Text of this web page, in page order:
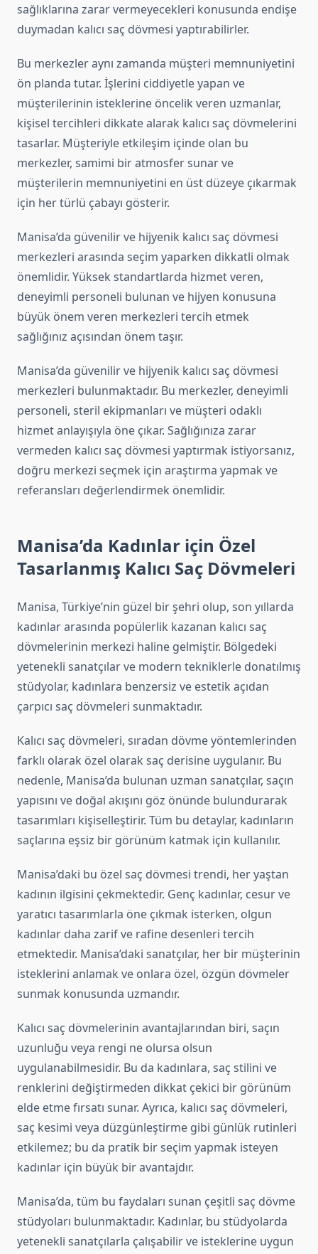
sağlıklarına zarar vermeyecekleri konusunda endişe
duymadan kalıcı saç dövmesi yaptırabilirler.
Bu merkezler aynı zamanda müşteri memnuniyetini
ön planda tutar. İşlerini ciddiyetle yapan ve
müşterilerinin isteklerine öncelik veren uzmanlar,
kişisel tercihleri dikkate alarak kalıcı saç dövmelerini
tasarlar. Müşteriyle etkileşim içinde olan bu
merkezler, samimi bir atmosfer sunar ve
müşterilerin memnuniyetini en üst düzeye çıkarmak
için her türlü çabayı gösterir.
Manisa’da güvenilir ve hijyenik kalıcı saç dövmesi
merkezleri arasında seçim yaparken dikkatli olmak
önemlidir. Yüksek standartlarda hizmet veren,
deneyimli personeli bulunan ve hijyen konusuna
büyük önem veren merkezleri tercih etmek
sağlığınız açısından önem taşır.
Manisa’da güvenilir ve hijyenik kalıcı saç dövmesi
merkezleri bulunmaktadır. Bu merkezler, deneyimli
personeli, steril ekipmanları ve müşteri odaklı
hizmet anlayışıyla öne çıkar. Sağlığınıza zarar
vermeden kalıcı saç dövmesi yaptırmak istiyorsanız,
doğru merkezi seçmek için araştırma yapmak ve
referansları değerlendirmek önemlidir.
Manisa’da Kadınlar için Özel
Tasarlanmış Kalıcı Saç Dövmeleri
Manisa, Türkiye’nin güzel bir şehri olup, son yıllarda
kadınlar arasında popülerlik kazanan kalıcı saç
dövmelerinin merkezi haline gelmiştir. Bölgedeki
yetenekli sanatçılar ve modern tekniklerle donatılmış
stüdyolar, kadınlara benzersiz ve estetik açıdan
çarpıcı saç dövmeleri sunmaktadır.
Kalıcı saç dövmeleri, sıradan dövme yöntemlerinden
farklı olarak özel olarak saç derisine uygulanır. Bu
nedenle, Manisa’da bulunan uzman sanatçılar, saçın
yapısını ve doğal akışını göz önünde bulundurarak
tasarımları kişiselleştirir. Tüm bu detaylar, kadınların
saçlarına eşsiz bir görünüm katmak için kullanılır.
Manisa’daki bu özel saç dövmesi trendi, her yaştan
kadının ilgisini çekmektedir. Genç kadınlar, cesur ve
yaratıcı tasarımlarla öne çıkmak isterken, olgun
kadınlar daha zarif ve rafine desenleri tercih
etmektedir. Manisa’daki sanatçılar, her bir müşterinin
isteklerini anlamak ve onlara özel, özgün dövmeler
sunmak konusunda uzmandır.
Kalıcı saç dövmelerinin avantajlarından biri, saçın
uzunluğu veya rengi ne olursa olsun
uygulanabilmesidir. Bu da kadınlara, saç stilini ve
renklerini değiştirmeden dikkat çekici bir görünüm
elde etme fırsatı sunar. Ayrıca, kalıcı saç dövmeleri,
saç kesimi veya düzgünleştirme gibi günlük rutinleri
etkilemez; bu da pratik bir seçim yapmak isteyen
kadınlar için büyük bir avantajdır.
Manisa’da, tüm bu faydaları sunan çeşitli saç dövme
stüdyoları bulunmaktadır. Kadınlar, bu stüdyolarda
yetenekli sanatçılarla çalışabilir ve isteklerine uygun